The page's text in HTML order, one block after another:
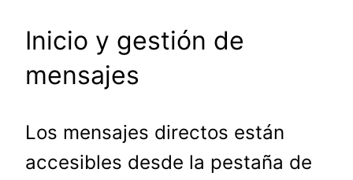
Inicio y gestión de
mensajes
Los mensajes directos están
accesibles desde la pestaña de